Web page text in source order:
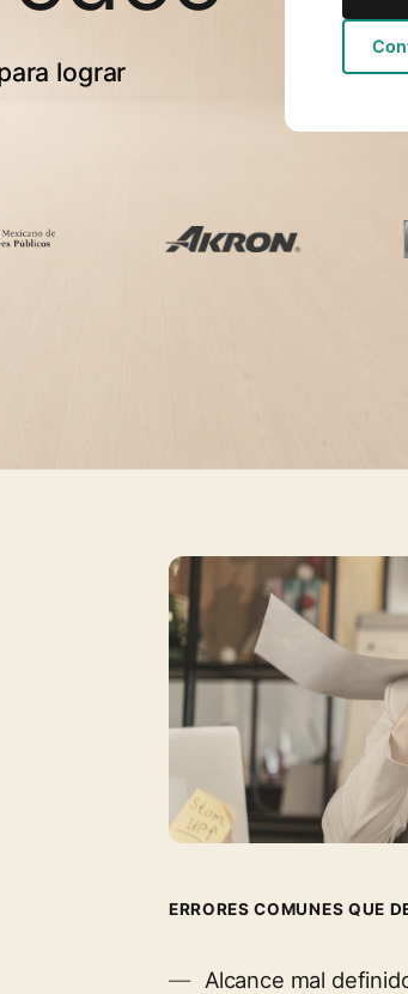
lograr
ERRORES COMUNES QUE
Alcance mal